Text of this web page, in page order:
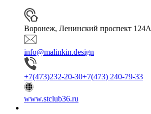
Воронеж, Ленинский проспект 124А
info@malinkin.design
+7(473)232-20-30+7(473) 240-79-33
www.stclub36.ru